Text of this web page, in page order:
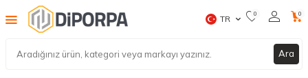
Ara
TR 0 0